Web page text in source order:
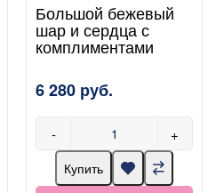
Большой бежевый
шар и сердца с
комплиментами
6 280 руб.
- +
Купить